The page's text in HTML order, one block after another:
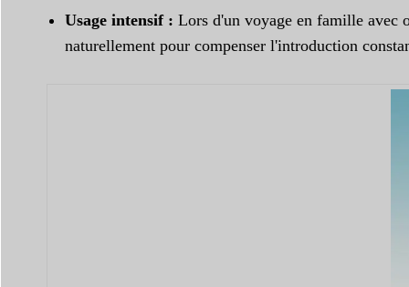
Usage intensif : Lors d'un voyage en famille avec
naturellement pour compenser l'introduction